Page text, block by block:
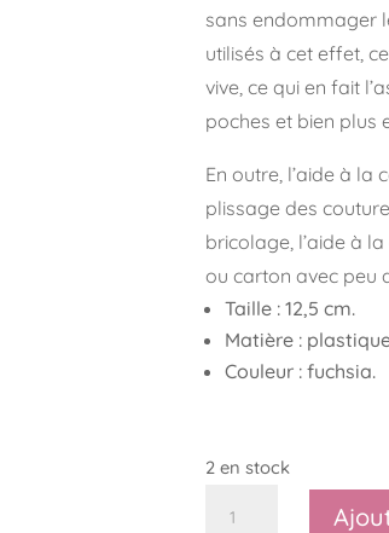
sans endommager
utilisés à cet effet,
vive, ce qui en fait
poches et bien plus
En outre, l’aide à
plissage des
bricolage, l’aide à
ou carton avec peu
Taille : 12,5 cm.
Matière :
Couleur : fuchsia.
2 en stock